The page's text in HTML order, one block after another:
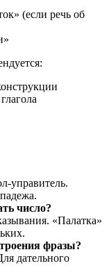
(если речь об
управитель.
число?
«Палатка»
фразы?
дательного